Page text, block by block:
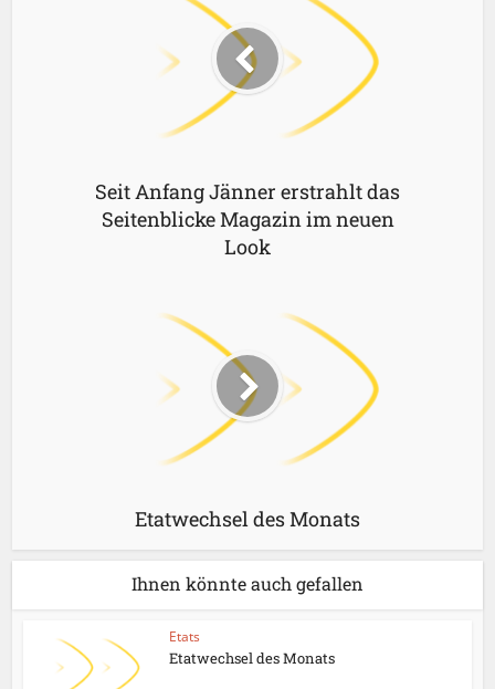
Seit Anfang Jänner erstrahlt das
Seitenblicke Magazin im neuen
Look
Etatwechsel des Monats
Ihnen könnte auch gefallen
Etats
Etatwechsel des Monats